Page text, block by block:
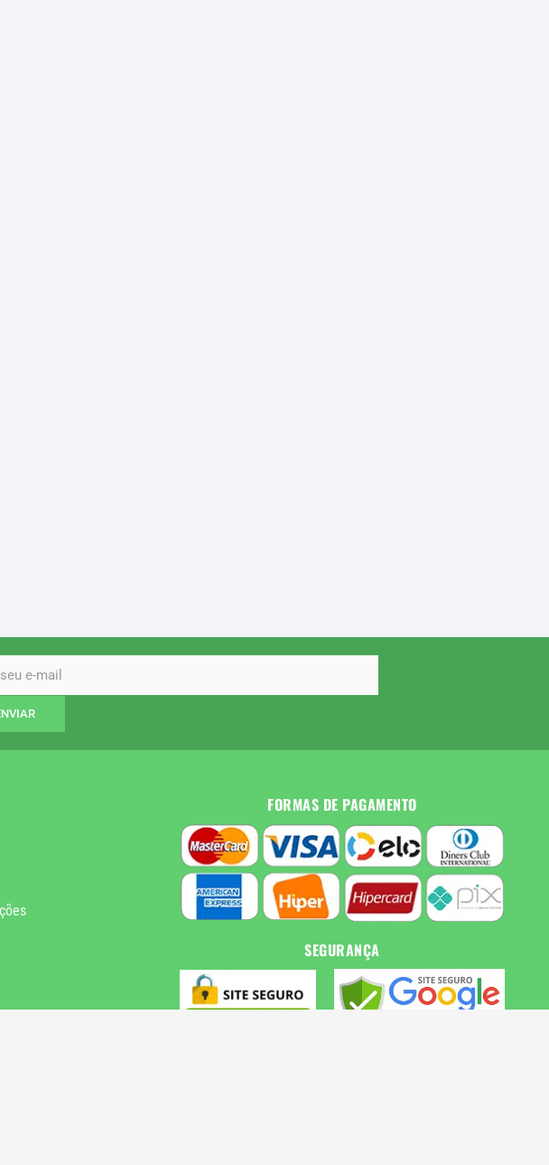
FORMAS DE PAGAMENTO
SEGURANÇA